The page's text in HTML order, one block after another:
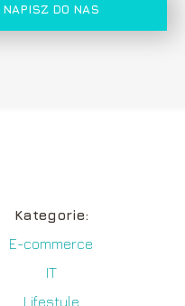
NAPISZ DO NAS
Kategorie:
E-commerce
IT
Lifestyle